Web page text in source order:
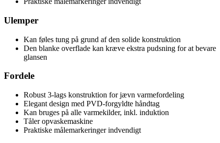
Ulemper
Kan føles tung på grund af den solide konstruktion
Den blanke overflade kan kræve ekstra pudsning for at bevare
glansen
Fordele
Robust 3-lags konstruktion for jævn varmefordeling
Elegant design med PVD-forgyldte håndtag
Kan bruges på alle varmekilder, inkl. induktion
Tåler opvaskemaskine
Praktiske målemarkeringer indvendigt